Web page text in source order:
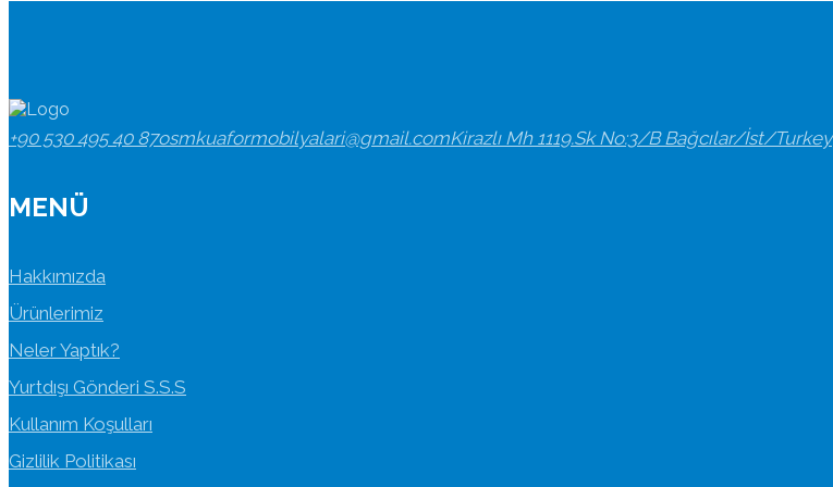
+90 530 495 40 87osmkuaformobilyalari@gmail.comKirazlı Mh 1119.Sk No:3/B Bağcılar/İst/Turkey
MENÜ
Hakkımızda
Ürünlerimiz
Neler Yaptık?
Yurtdışı Gönderi S.S.S
Kullanım Koşulları
Gizlilik Politikası